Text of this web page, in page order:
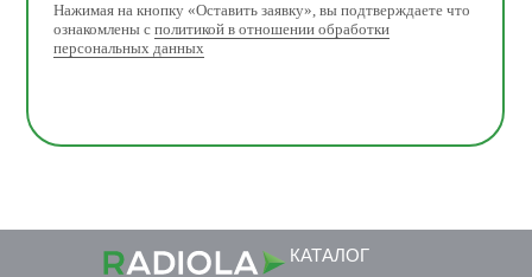
Нажимая на кнопку «Оставить заявку», вы подтверждаете что
ознакомлены с политикой в отношении обработки
персональных данных
КАТАЛОГ